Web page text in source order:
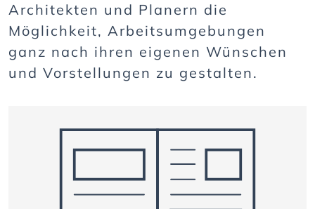
Architekten und Planern die
Möglichkeit, Arbeitsumgebungen
ganz nach ihren eigenen Wünschen
und Vorstellungen zu gestalten.